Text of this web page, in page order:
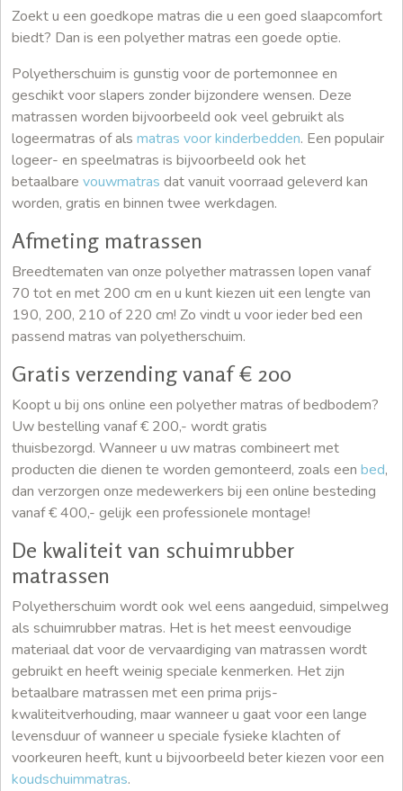
Zoekt u een goedkope matras die u een goed slaapcomfort
biedt? Dan is een polyether matras een goede optie.
Polyetherschuim is gunstig voor de portemonnee en
geschikt voor slapers zonder bijzondere wensen. Deze
matrassen worden bijvoorbeeld ook veel gebruikt als
logeermatras of als matras voor kinderbedden. Een populair
logeer- en speelmatras is bijvoorbeeld ook het
betaalbare vouwmatras dat vanuit voorraad geleverd kan
worden, gratis en binnen twee werkdagen.
Afmeting matrassen
Breedtematen van onze polyether matrassen lopen vanaf
70 tot en met 200 cm en u kunt kiezen uit een lengte van
190, 200, 210 of 220 cm! Zo vindt u voor ieder bed een
passend matras van polyetherschuim.
Gratis verzending vanaf € 200
Koopt u bij ons online een polyether matras of bedbodem?
Uw bestelling vanaf € 200,- wordt gratis
thuisbezorgd. Wanneer u uw matras combineert met
producten die dienen te worden gemonteerd, zoals een bed,
dan verzorgen onze medewerkers bij een online besteding
vanaf € 400,- gelijk een professionele montage!
De kwaliteit van schuimrubber
matrassen
Polyetherschuim wordt ook wel eens aangeduid, simpelweg
als schuimrubber matras. Het is het meest eenvoudige
materiaal dat voor de vervaardiging van matrassen wordt
gebruikt en heeft weinig speciale kenmerken. Het zijn
betaalbare matrassen met een prima prijs-
kwaliteitverhouding, maar wanneer u gaat voor een lange
levensduur of wanneer u speciale fysieke klachten of
voorkeuren heeft, kunt u bijvoorbeeld beter kiezen voor een
koudschuimmatras.